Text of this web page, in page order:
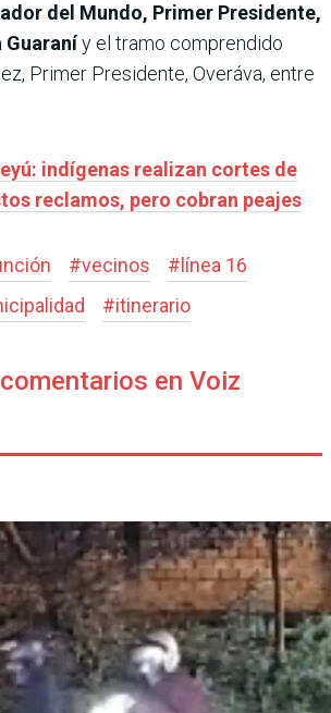
del Mundo, Primer Presidente,
Guaraníy el tramo comprendido
Primer Presidente, Overáva, entre
indígenas realizan cortes de
reclamos, pero cobran peajes
#vecinos # línea 16
#itinerario
en Voiz